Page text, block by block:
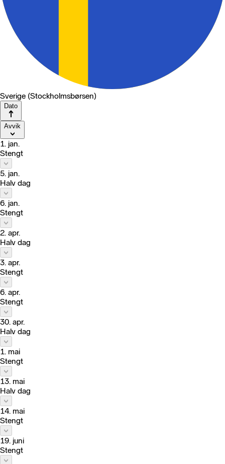
Sverige (Stockholmsbørsen)
Dato
Avvik
1. jan.
Stengt
5. jan.
Halv dag
6. jan.
Stengt
2. apr.
Halv dag
3. apr.
Stengt
6. apr.
Stengt
30. apr.
Halv dag
1. mai
Stengt
13. mai
Halv dag
14. mai
Stengt
19. juni
Stengt